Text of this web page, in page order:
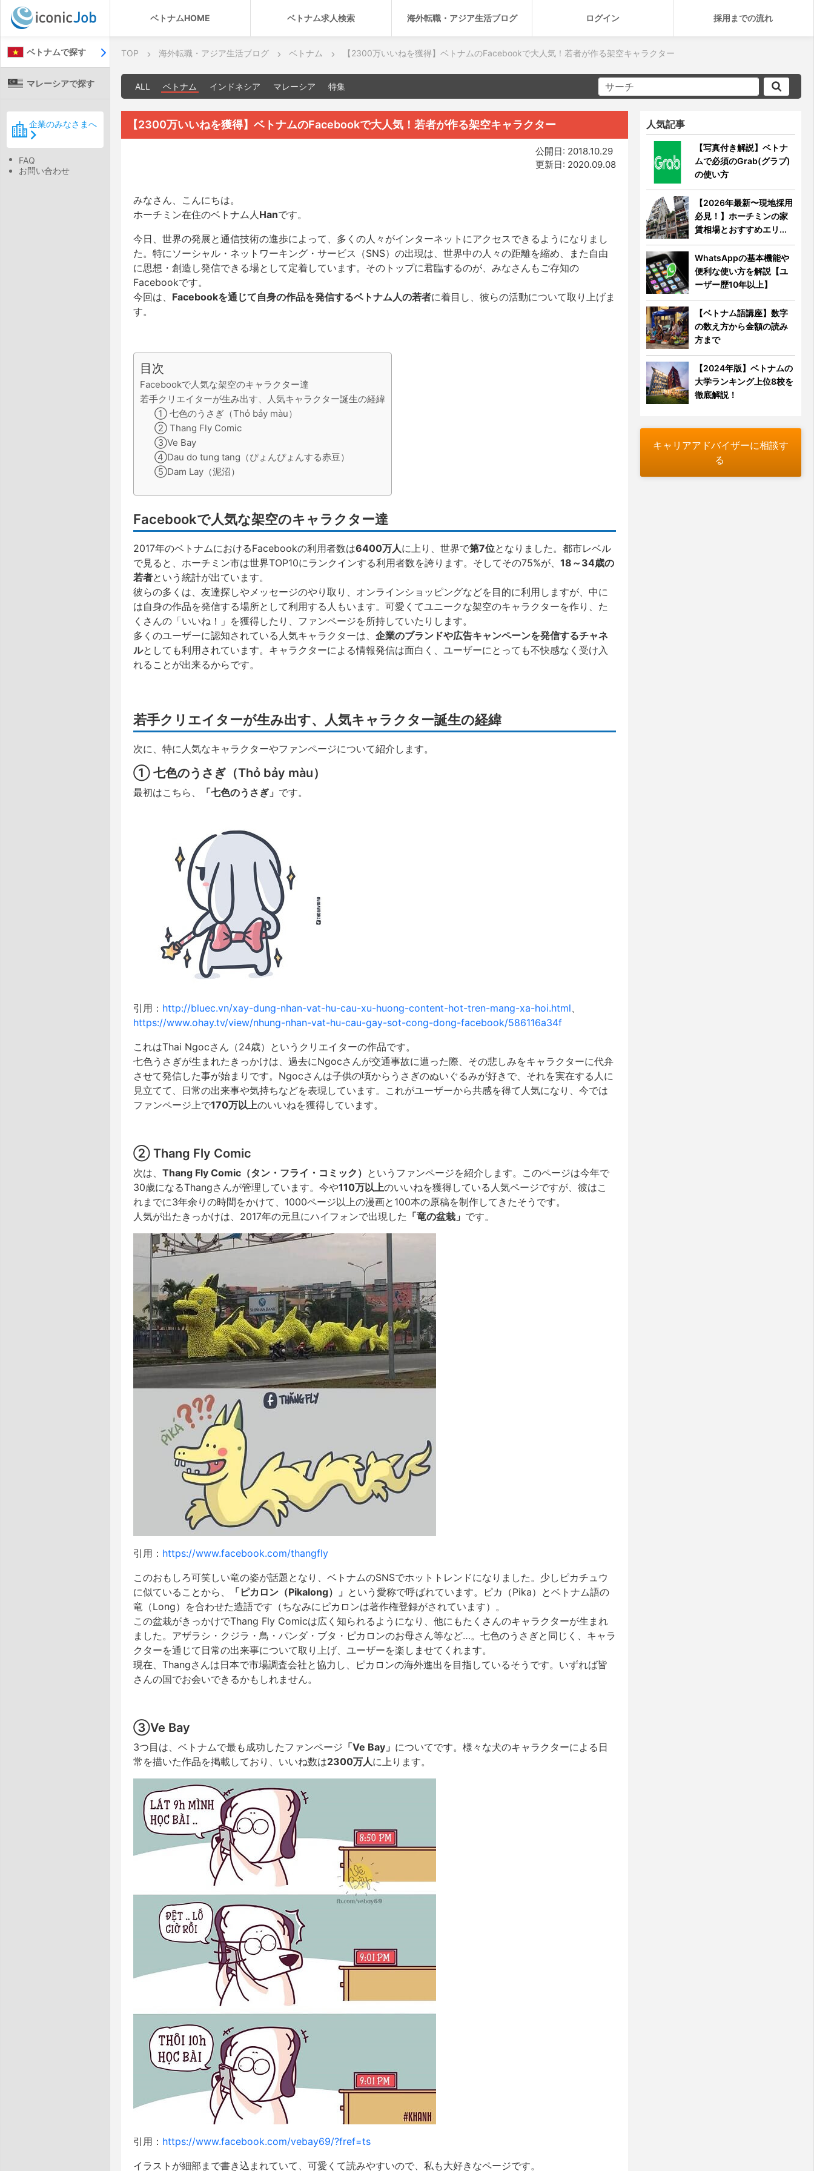
ベトナムHOME ベトナム求人検索 海外転職・アジア生活ブログ ログイン 採用までの流れ
ベトナムで探す
マレーシアで探す
企業のみなさまへ
FAQ
お問い合わせ
TOP 海外転職・アジア生活ブログ ベトナム 【2300万いいねを獲得】ベトナムのFacebookで大人気！若者が作る架空キャラクター
ALL ベトナム インドネシア マレーシア 特集
【2300万いいねを獲得】ベトナムのFacebookで大人気！若者が作る架空キャラクター
公開日: 2018.10.29
更新日: 2020.09.08
みなさん、こんにちは。
ホーチミン在住のベトナム人Hanです。
今日、世界の発展と通信技術の進歩によって、多くの人々がインターネットにアクセスできるようになりまし
た。特にソーシャル・ネットワーキング・サービス（SNS）の出現は、世界中の人々の距離を縮め、また自由
に思想・創造し発信できる場として定着しています。そのトップに君臨するのが、みなさんもご存知の
Facebookです。
今回は、 Facebookを通じて自身の作品を発信するベトナム人の若者に着目し、彼らの活動について取り上げま
す。
目次
Facebookで人気な架空のキャラクター達
若手クリエイターが生み出す、人気キャラクター誕生の経緯
① 七色のうさぎ（Thỏ bảy màu）
② Thang Fly Comic
③Ve Bay
④Dau do tung tang（ぴょんぴょんする赤豆）
⑤Dam Lay（泥沼）
Facebookで人気な架空のキャラクター達
2017年のベトナムにおけるFacebookの利用者数は6400万人に上り、世界で第7位となりました。都市レベル
で見ると、ホーチミン市は世界TOP10にランクインする利用者数を誇ります。そしてその75%が、 18～34歳の
若者という統計が出ています。
彼らの多くは、友達探しやメッセージのやり取り、オンラインショッピングなどを目的に利用しますが、中に
は自身の作品を発信する場所として利用する人もいます。可愛くてユニークな架空のキャラクターを作り、た
くさんの「いいね！」を獲得したり、ファンページを所持していたりします。
多くのユーザーに認知されている人気キャラクターは、 企業のブランドや広告キャンペーンを発信するチャネ
ルとしても利用されています。キャラクターによる情報発信は面白く、ユーザーにとっても不快感なく受け入
れることが出来るからです。
若手クリエイターが生み出す、人気キャラクター誕生の経緯
次に、特に人気なキャラクターやファンページについて紹介します。
① 七色のうさぎ（Thỏ bảy màu）
最初はこちら、 「七色のうさぎ」 です。
引用： http://bluec.vn/xay-dung-nhan-vat-hu-cau-xu-huong-content-hot-tren-mang-xa-hoi.html、
https://www.ohay.tv/view/nhung-nhan-vat-hu-cau-gay-sot-cong-dong-facebook/586116a34f
これはThai Ngocさん（24歳）というクリエイターの作品です。
七色うさぎが生まれたきっかけは、過去にNgocさんが交通事故に遭った際、その悲しみをキャラクターに代弁
させて発信した事が始まりです。Ngocさんは子供の頃からうさぎのぬいぐるみが好きで、それを実在する人に
見立てて、日常の出来事や気持ちなどを表現しています。これがユーザーから共感を得て人気になり、今では
ファンページ上で170万以上のいいねを獲得しています。
② Thang Fly Comic
次は、 Thang Fly Comic（タン・フライ・コミック） というファンページを紹介します。このページは今年で
30歳になるThangさんが管理しています。今や110万以上のいいねを獲得している人気ページですが、彼はこ
れまでに3年余りの時間をかけて、1000ページ以上の漫画と100本の原稿を制作してきたそうです。
人気が出たきっかけは、2017年の元旦にハイフォンで出現した 「竜の盆栽」 です。
引用： https://www.facebook.com/thangfly
このおもしろ可笑しい竜の姿が話題となり、ベトナムのSNSでホットトレンドになりました。少しピカチュウ
に似ていることから、
「ピカロン（Pikalong）」 という愛称で呼ばれています。ピカ（Pika）とベトナム語の
竜（Long）を合わせた造語です（ちなみにピカロンは著作権登録がされています）。
この盆栽がきっかけでThang Fly Comicは広く知られるようになり、他にもたくさんのキャラクターが生まれ
ました。アザラシ・クジラ・鳥・パンダ・ブタ・ピカロンのお母さん等など…。七色のうさぎと同じく、キャラ
クターを通じて日常の出来事について取り上げ、ユーザーを楽しませてくれます。
現在、Thangさんは日本で市場調査会社と協力し、ピカロンの海外進出を目指しているそうです。いずれば皆
さんの国でお会いできるかもしれません。
③Ve Bay
3つ目は、ベトナムで最も成功したファンページ 「Ve Bay」 についてです。様々な犬のキャラクターによる日
常を描いた作品を掲載しており、いいね数は2300万人に上ります。
引用： https://www.facebook.com/vebay69/?fref=ts
イラストが細部まで書き込まれていて、可愛くて読みやすいので、私も大好きなページです。
人気記事
【写真付き解説】ベトナ
ムで必須のGrab(グラブ)
の使い方
【2026年最新〜現地採用
必見！】ホーチミンの家
賃相場とおすすめエリ...
WhatsAppの基本機能や
便利な使い方を解説【ユ
ーザー歴10年以上】
【ベトナム語講座】数字
の数え方から金額の読み
方まで
【2024年版】ベトナムの
大学ランキング上位8校を
徹底解説！
キャリアアドバイザーに相談す
る